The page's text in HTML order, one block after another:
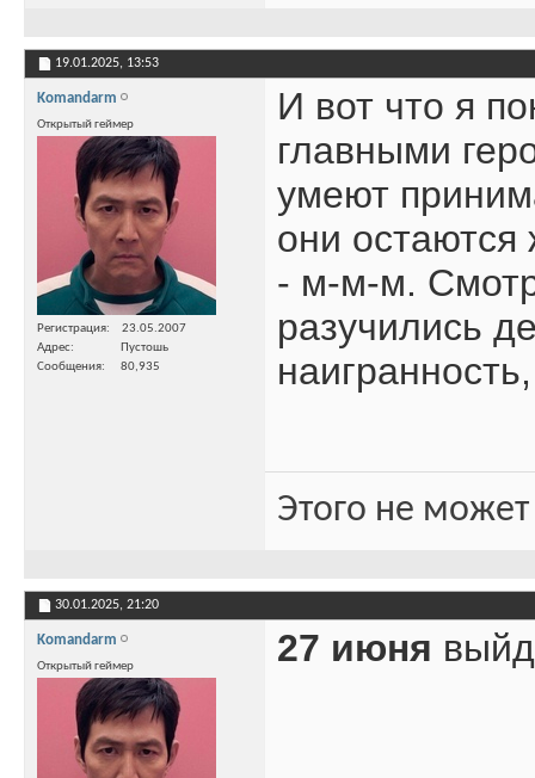
19.01.2025, 13:53
Komandarm
Открытый геймер
Регистрация
23.05.2007
Адрес
Пустошь
Сообщения
80,935
И вот что я
главными
умеют
они остаются
- м-м-м.
разучились
Этого не
30.01.2025, 21:20
Komandarm
Открытый геймер 27 июня